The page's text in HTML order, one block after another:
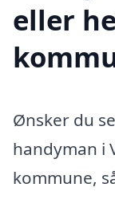
eller
Ønsker du
handyman i
kommune,